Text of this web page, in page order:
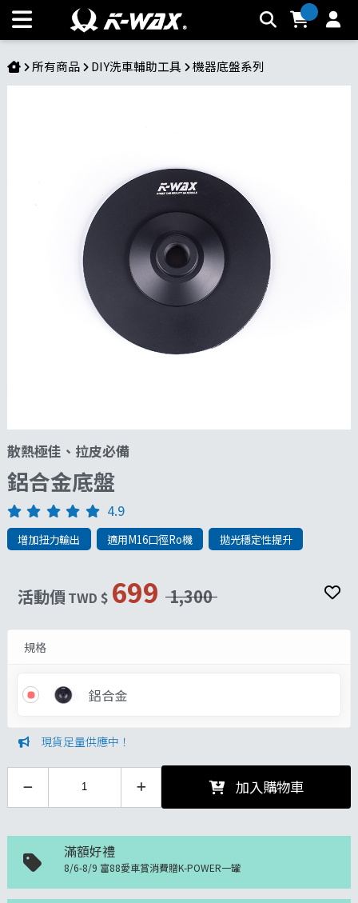
鋁合金底盤 | K-WAX台灣汽車美容材料
所有商品 DIY洗車輔助工具 機器底盤系列
散熱極佳、拉皮必備
鋁合金底盤
4.9
增加扭力輸出 適用M16口徑Ro機 拋光穩定性提升
活動價 TWD $ 699 1,300
規格
鋁合金
現貨足量供應中！
加入購物車
滿額好禮
8/6-8/9 富88愛車賞消費贈K-POWER一罐